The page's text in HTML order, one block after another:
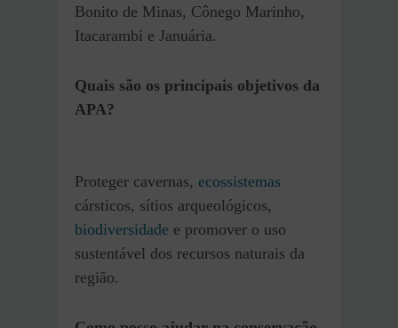
Bonito de Minas, Cônego Marinho,
Itacarambi e Januária.
Quais são os principais objetivos da
APA?
Proteger cavernas, ecossistemas
cársticos, sítios arqueológicos,
biodiversidade e promover o uso
sustentável dos recursos naturais da
região.